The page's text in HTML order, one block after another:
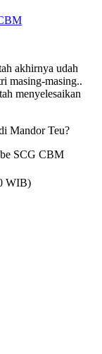
akhirnya udah
masing-masing..
menyelesaikan
Mandor Teu?
SCG CBM
WIB)